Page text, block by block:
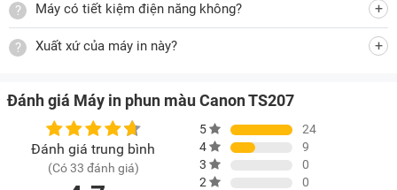
1,2W và khi tắt là 0,2W nên cho khả năng tiết kiệm điện hiệu
quả. Bên cạnh đó khi vận hành máy còn không tạo ra tiếng
ồn, không gây khó chịu cho những người xung quanh.
Sản phẩm được trang bị bảng điều khiển với các nút nhấn
nhanh nhạy ngay trên mặt máy, nhờ vậy người dùng có thể
theo dõi, sử dụng thuận tiện nhất.
Máy có tiết kiệm điện năng không?
Xuất xứ của máy in này?
Đánh giá Máy in phun màu Canon TS207
Đánh giá trung bình
(Có 33 đánh giá)
5
24
4
9
3
0
2
0